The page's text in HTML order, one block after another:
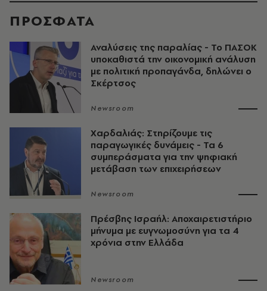
ΠΡΟΣΦΑΤΑ
Αναλύσεις της παραλίας - Το ΠΑΣΟΚ
υποκαθιστά την οικονομική ανάλυση
με πολιτική προπαγάνδα, δηλώνει ο
Σκέρτσος
Newsroom
Χαρδαλιάς: Στηρίζουμε τις
παραγωγικές δυνάμεις - Τα 6
συμπεράσματα για την ψηφιακή
μετάβαση των επιχειρήσεων
Newsroom
Πρέσβης Ισραήλ: Αποχαιρετιστήριο
μήνυμα με ευγνωμοσύνη για τα 4
χρόνια στην Ελλάδα
Newsroom